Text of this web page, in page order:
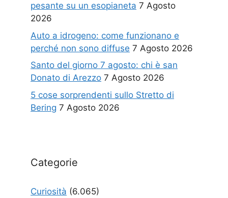
pesante su un esopianeta 7 Agosto
2026
Auto a idrogeno: come funzionano e
perché non sono diffuse 7 Agosto 2026
Santo del giorno 7 agosto: chi è san
Donato di Arezzo 7 Agosto 2026
5 cose sorprendenti sullo Stretto di
Bering 7 Agosto 2026
Categorie
Curiosità (6.065)